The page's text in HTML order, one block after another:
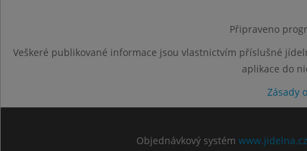
Připraveno
Veškeré publikované informace jsou vlastnictvím příslušné
aplikace do
Zásady
Objednávkový systém www.jidelna.cz